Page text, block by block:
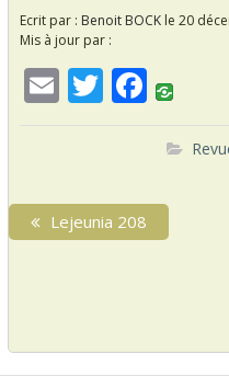
Ecrit par : Benoit BOCK le 20
Mis à jour par :
E T F
o
N
a
a
P
r
Lejeunia 208